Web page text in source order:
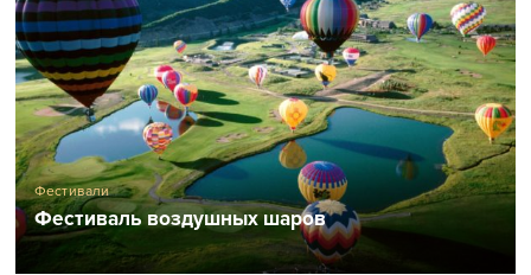
Фестивали
Фестиваль воздушных шаров